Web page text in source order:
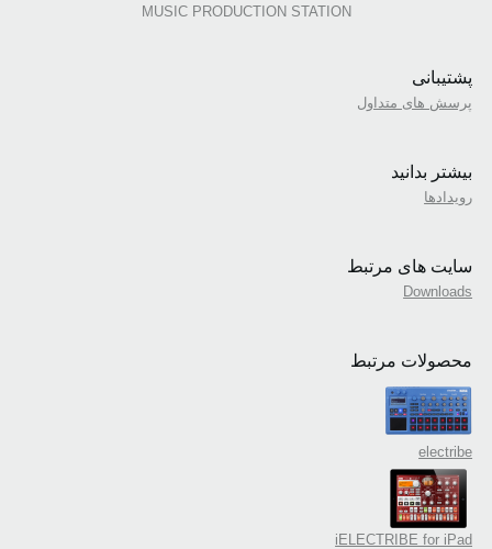
MUSIC PRODUCTION STATION
پشتیبانی
پرسش های متداول
بیشتر بدانید
رویدادها
سایت های مرتبط
Downloads
محصولات مرتبط
electribe
iELECTRIBE for iPad